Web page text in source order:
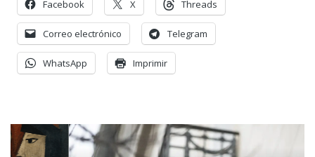
Facebook X Threads
Correo electrónico Telegram
WhatsApp Imprimir